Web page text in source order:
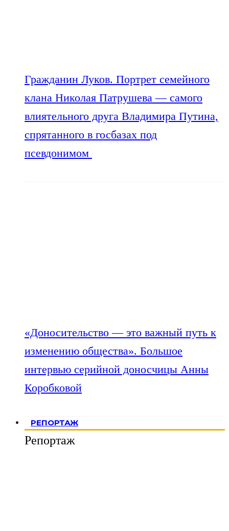
Гражданин Луков. Портрет семейного
клана Николая Патрушева — самого
влиятельного друга Владимира Путина,
спрятанного в госбазах под
псевдонимом
«Доносительство — это важный путь к
изменению общества». Большое
интервью серийной доносчицы Анны
Коробковой
РЕПОРТАЖ
Репортаж